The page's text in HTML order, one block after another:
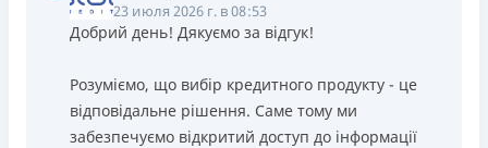
23 июля 2026 г. в 08:53
Добрий день! Дякуємо за відгук!
Розуміємо, що вибір кредитного продукту - це
відповідальне рішення. Саме тому ми
забезпечуємо відкритий доступ до інформації